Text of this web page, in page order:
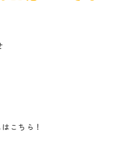
こちら！